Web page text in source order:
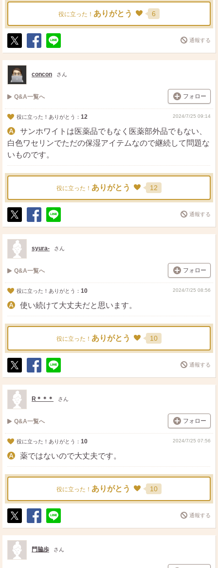
役に立った！ ありがとう 6
ポ
ス
ト
シ
ェ
送
る
通報する
concon さん
Q&A一覧へ フォロー
役に立った！ありがとう： 12 2024/7/25 09:14
サンホワイトは医薬品でもなく医薬部外品でもない、
白色ワセリンでただの保湿アイテムなので継続して問題な
いものです。
役に立った！ ありがとう 12
ポ
ス
ト
シ
ェ
送
る
通報する
syura- さん
Q&A一覧へ フォロー
役に立った！ありがとう： 10 2024/7/25 08:56
使い続けて大丈夫だと思います。
役に立った！ ありがとう 10
ポ
ス
ト
シ
ェ
送
る
通報する
R＊＊＊ さん
Q&A一覧へ フォロー
役に立った！ありがとう： 10 2024/7/25 07:56
薬ではないので大丈夫です。
役に立った！ ありがとう 10
ポ
ス
ト
シ
ェ
送
る
通報する
門脇歩 さん